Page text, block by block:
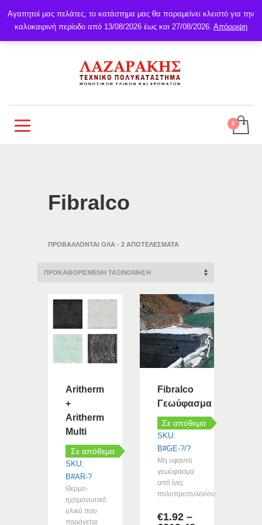
Fibralco
ΠΡΟΒΆΛΛΟΝΤΑΙ ΌΛΑ - 2 ΑΠΟΤΕΛΈΣΜΑΤΑ
Aritherm
+
Aritherm
Multi
Σε απόθεμα
SKU:
B#AR-?
Θερμο-
ηχομονωτικό
υλικό που
παράγεται
Fibralco
Γεωύφασμα
Σε απόθεμα
SKU:
B#GE-?/?
Μη υφαντό
γεωύφασμα
από ίνες
πολυπροπυλενίου
€1.92 –
Αγαπητοί μας πελάτες, το κατάστημα μας θα παραμείνει κλειστό για την
καλοκαιρινή περίοδο από 13/08/2026 έως και 27/08/2026. Απόρριψη